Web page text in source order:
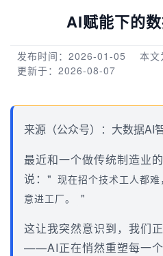
AI赋能下的
发布时间：2026-01-05
本文
更新于：2026-08-07
来源（公众号）：大数据AI
最近和一个做传统制造业
说："
现在招个技术工人都
意进工厂。
"
这让我突然意识到，我们
——AI正在悄然重塑每一个